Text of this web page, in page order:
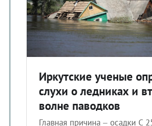
Иркутские ученые
слухи о ледниках и
волне паводков
Главная причина – осадки С